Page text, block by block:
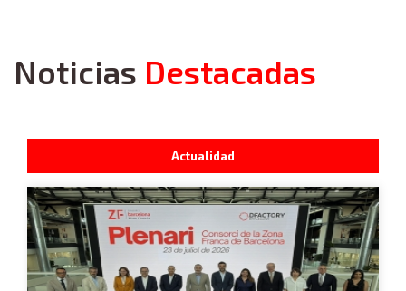
Noticias Destacadas
Actualidad